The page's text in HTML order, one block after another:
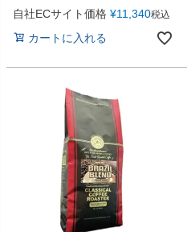
自社ECサイト価格 ¥11,340税込
カートに入れる